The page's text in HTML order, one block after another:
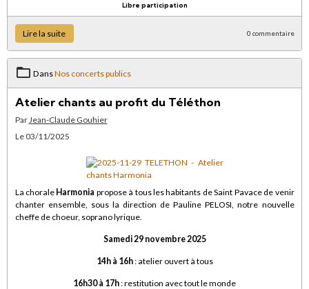
Libre participation
Lire la suite 0 commentaire
DansNos concerts publics
Atelier chants au profit du Téléthon
ParJean-Claude Gouhier
Le 03/11/2025
La chorale Harmonia propose à tous les habitants de Saint Pavace de venir
chanter ensemble, sous la direction de Pauline PELOSI, notre nouvelle
cheffe de choeur, soprano lyrique.
Samedi 29 novembre 2025
14h à 16h: atelier ouvert à tous
16h30 à 17h: restitution avec tout le monde